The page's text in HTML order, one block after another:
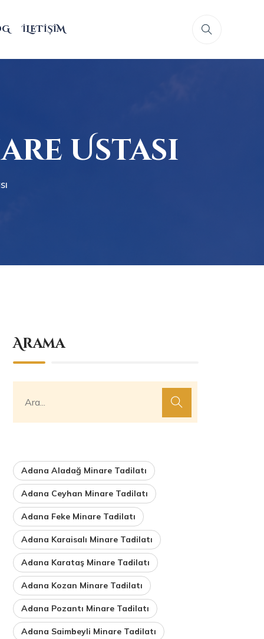
İLETIŞIM
Ustası
Arama
Adana Aladağ Minare Tadilatı
Adana Ceyhan Minare Tadilatı
Adana Feke Minare Tadilatı
Adana Karaisalı Minare Tadilatı
Adana Karataş Minare Tadilatı
Adana Kozan Minare Tadilatı
Adana Pozantı Minare Tadilatı
Adana Saimbeyli Minare Tadilatı